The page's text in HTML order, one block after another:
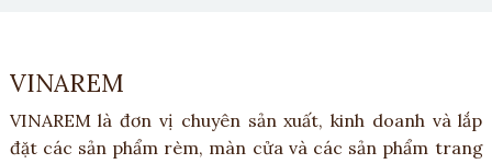
VINAREM
VINAREM là đơn vị chuyên sản xuất, kinh doanh và lắp
đặt các sản phẩm rèm, màn cửa và các sản phẩm trang